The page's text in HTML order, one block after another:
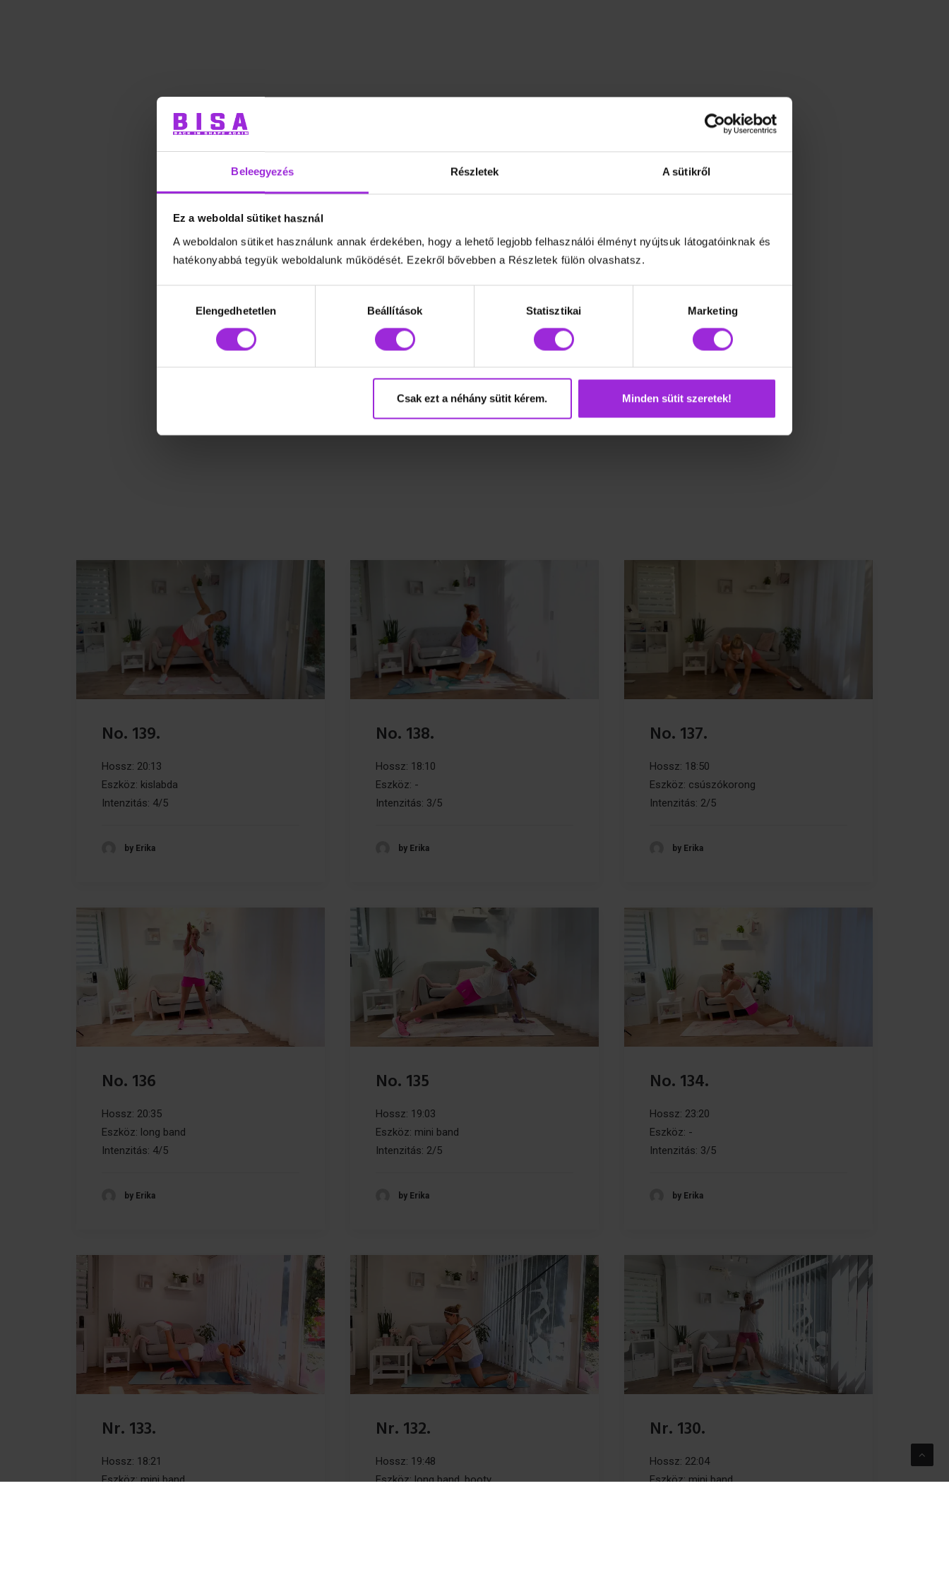
Beleegyezés Részletek A sütikről
Ez a weboldal sütiket használ
A weboldalon sütiket használunk annak érdekében, hogy a lehető legjobb felhasználói élményt nyújtsuk látogatóinknak és
hatékonyabbá tegyük weboldalunk működését. Ezekről bővebben a Részletek fülön olvashatsz.
kiválasztásaElengedhetetlen Beállítások Statisztikai Marketing
Csak ezt a néhány sütit kérem. Minden sütit szeretek!
No. 139.
Hossz: 20:13
Eszköz: kislabda
Intenzitás: 4/5
by Erika
No. 138.
Hossz: 18:10
Eszköz: -
Intenzitás: 3/5
by Erika
No. 137.
Hossz: 18:50
Eszköz: csúszókorong
Intenzitás: 2/5
by Erika
No. 136
Hossz: 20:35
Eszköz: long band
Intenzitás: 4/5
by Erika
No. 135
Hossz: 19:03
Eszköz: mini band
Intenzitás: 2/5
by Erika
No. 134.
Hossz: 23:20
Eszköz: -
Intenzitás: 3/5
by Erika
Nr. 133.
Hossz: 18:21
Eszköz: mini band
Nr. 132.
Hossz: 19:48
Eszköz: long band, booty
Nr. 130.
Hossz: 22:04
Eszköz: mini band